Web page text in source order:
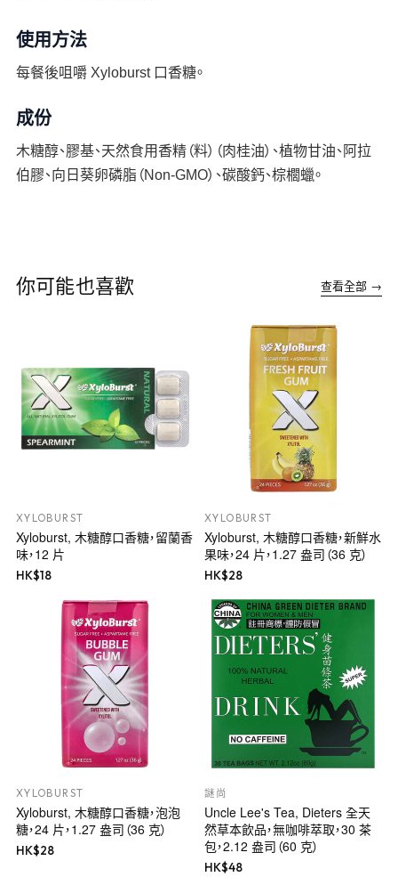
使用方法
每餐後咀嚼 Xyloburst 口香糖。
成份
木糖醇、膠基、天然食用香精（料）（肉桂油）、植物甘油、阿拉
伯膠、向日葵卵磷脂（Non-GMO）、碳酸鈣、棕櫚蠟。
你可能也喜歡 查看全部 →
XYLOBURST
Xyloburst, 木糖醇口香糖，留蘭香
味，12 片
HK$18
XYLOBURST
Xyloburst, 木糖醇口香糖，新鮮水
果味，24 片，1.27 盎司（36 克）
HK$28
XYLOBURST
Xyloburst, 木糖醇口香糖，泡泡
糖，24 片，1.27 盎司（36 克）
HK$28
謎尚
Uncle Lee's Tea, Dieters 全天
然草本飲品，無咖啡萃取，30 茶
包，2.12 盎司（60 克）
HK$48